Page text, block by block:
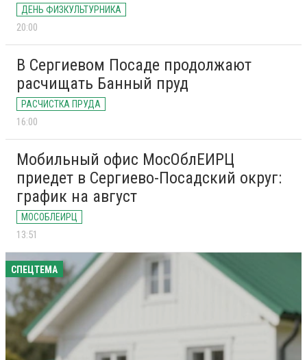
ДЕНЬ ФИЗКУЛЬТУРНИКА
20:00
В Сергиевом Посаде продолжают
расчищать Банный пруд
РАСЧИСТКА ПРУДА
16:00
Мобильный офис МосОблЕИРЦ
приедет в Сергиево-Посадский округ:
график на август
МОСОБЛЕИРЦ
13:51
СПЕЦТЕМА